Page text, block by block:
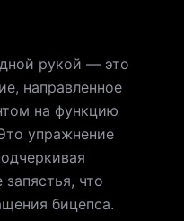
рукой — это
направленное
на функцию
упражнение
что
бицепса.